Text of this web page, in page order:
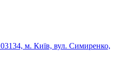
03134, м. Київ, вул. Симиренко,